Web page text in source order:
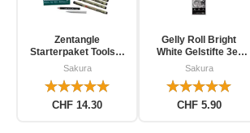
Zentangle
Starterpaket Toolset
für Einsteiger 12-
Sakura
CHF 14.30
Gelly Roll Bright
White Gelstifte 3er
Pack
Sakura
CHF 5.90